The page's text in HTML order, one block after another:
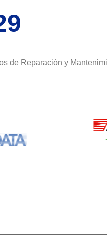
de Reparación y